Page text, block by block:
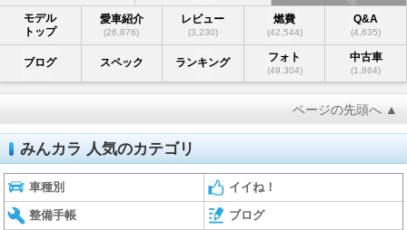
モデル
トップ
愛車紹介
(26,876)
レビュー
(3,230)
燃費
(42,544)
Q&A
(4,635)
ブログ スペック ランキング フォト
(49,304)
中古車
(1,864)
ページの先頭へ ▲
みんカラ 人気のカテゴリ
車種別 イイね！
整備手帳 ブログ